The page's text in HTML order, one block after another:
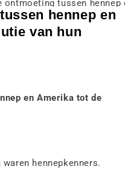
ontmoeting tussen hennep
hennep en
van hun
en Amerika tot de
hennepkenners.